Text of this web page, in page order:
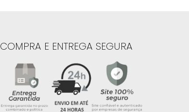
COMPRA E ENTREGA SEGURA